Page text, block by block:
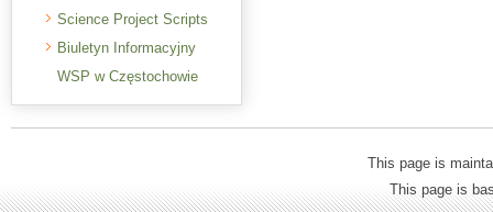
Science Project Scripts
Biuletyn Informacyjny
WSP w Częstochowie
This page is
This page is